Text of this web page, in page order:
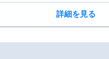
詳細を見る